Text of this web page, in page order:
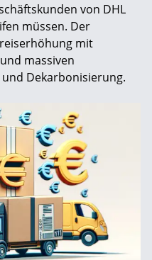
von DHL
müssen. Der
mit
massiven
Dekarbonisierung.